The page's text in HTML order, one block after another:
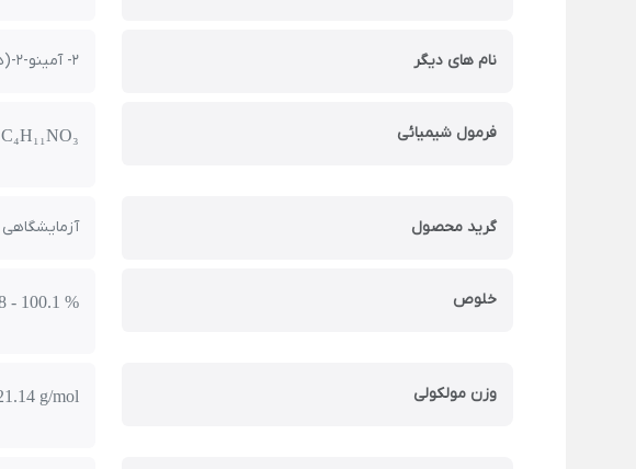
نام های دیگر 2- آمینو-2-(هیدروکسی متیل)-1 ، 3-پروپاندیول ، تام ، تریس (هیدروکسی متیل) آمینو متان ، تریزما بیس ، ترومتامول
فرمول شیمیائی C₄H₁₁NO₃
گرید محصول آزمایشگاهی
خلوص - 100.1 %
وزن مولکولی g/mol